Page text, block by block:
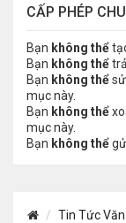
CẤP PHÉP
Bạn không thể
Bạn không thể
Bạn không thể
mục này.
Bạn không thể
mục này.
Bạn không thể
Tin Tức